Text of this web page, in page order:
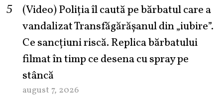
(Video) Poliția îl caută pe bărbatul care a
vandalizat Transfăgărășanul din „iubire”.
Ce sancțiuni riscă. Replica bărbatului
filmat în timp ce desena cu spray pe
stâncă
august 7, 2026